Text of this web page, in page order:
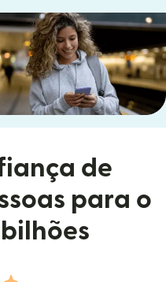
de
para o